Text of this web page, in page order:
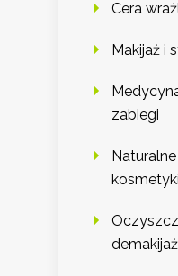
Cera
Makijaż i
zabiegi
kosmetyki
demakijaż